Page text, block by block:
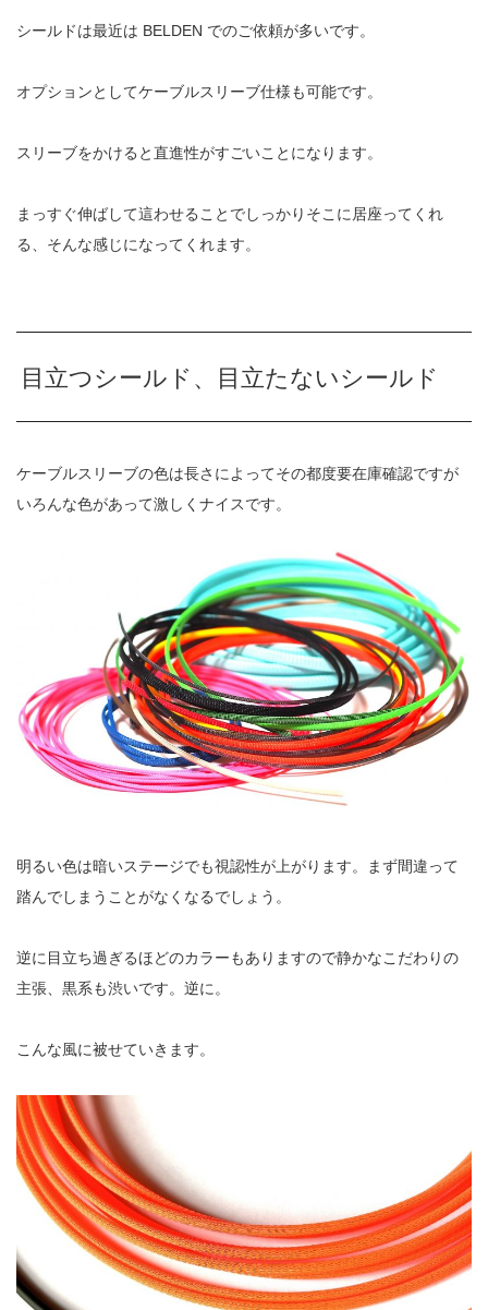
シールドは最近は BELDEN でのご依頼が多いです。
オプションとしてケーブルスリーブ仕様も可能です。
スリーブをかけると直進性がすごいことになります。
まっすぐ伸ばして這わせることでしっかりそこに居座ってくれ
る、そんな感じになってくれます。
目立つシールド、目立たないシールド
ケーブルスリーブの色は長さによってその都度要在庫確認ですが
いろんな色があって激しくナイスです。
明るい色は暗いステージでも視認性が上がります。まず間違って
踏んでしまうことがなくなるでしょう。
逆に目立ち過ぎるほどのカラーもありますので静かなこだわりの
主張、黒系も渋いです。逆に。
こんな風に被せていきます。